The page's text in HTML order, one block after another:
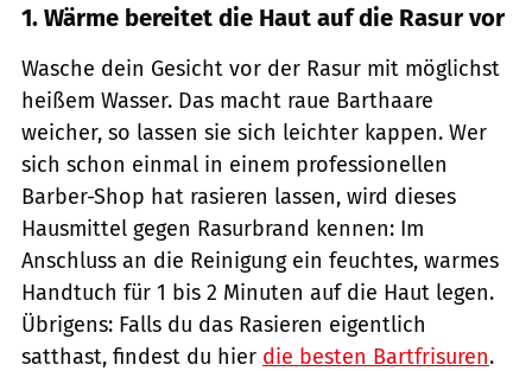
1. Wärme bereitet die Haut auf die Rasur vor
Wasche dein Gesicht vor der Rasur mit möglichst
heißem Wasser. Das macht raue Barthaare
weicher, so lassen sie sich leichter kappen. Wer
sich schon einmal in einem professionellen
Barber-Shop hat rasieren lassen, wird dieses
Hausmittel gegen Rasurbrand kennen: Im
Anschluss an die Reinigung ein feuchtes, warmes
Handtuch für 1 bis 2 Minuten auf die Haut legen.
Übrigens: Falls du das Rasieren eigentlich
satthast, findest du hier die besten Bartfrisuren.